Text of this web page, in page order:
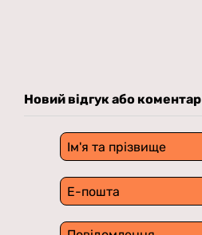
Новий відгук або коментар